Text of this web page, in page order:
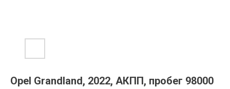
Opel Grandland, 2022, АКПП, пробег 98000